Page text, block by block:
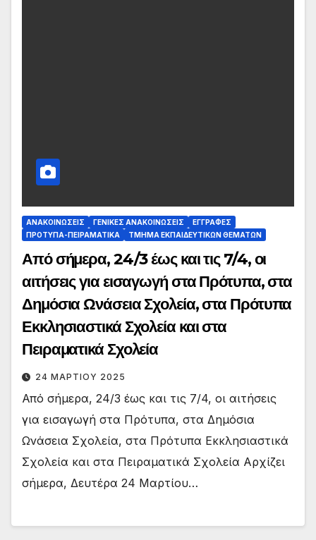
ΑΝΑΚΟΙΝΏΣΕΙΣ ΓΕΝΙΚΈΣ ΑΝΑΚΟΙΝΏΣΕΙΣ
ΕΓΓΡΑΦΈΣ
ΠΡΌΤΥΠΑ-ΠΕΙΡΑΜΑΤΙΚΆ
ΤΜΉΜΑ ΕΚΠΑΙΔΕΥΤΙΚΏΝ ΘΕΜΆΤΩΝ
Από σήμερα, 24/3 έως και τις 7/4, οι
αιτήσεις για εισαγωγή στα Πρότυπα, στα
Δημόσια Ωνάσεια Σχολεία, στα Πρότυπα
Εκκλησιαστικά Σχολεία και στα
Πειραματικά Σχολεία
24 ΜΑΡΤΊΟΥ 2025
Από σήμερα, 24/3 έως και τις 7/4, οι αιτήσεις
για εισαγωγή στα Πρότυπα, στα Δημόσια
Ωνάσεια Σχολεία, στα Πρότυπα Εκκλησιαστικά
Σχολεία και στα Πειραματικά Σχολεία Αρχίζει
σήμερα, Δευτέρα 24 Μαρτίου…